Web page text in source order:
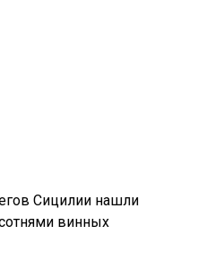
Сицилии нашли
винных